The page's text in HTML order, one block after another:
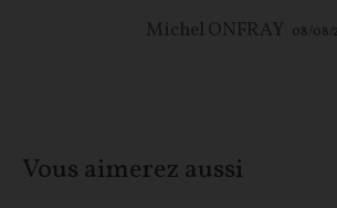
Michel ONFRAY 08/08/
Vous aimerez aussi